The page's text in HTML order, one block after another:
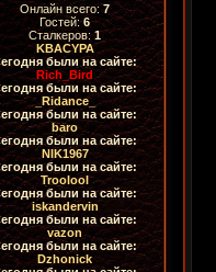
Онлайн всего:7
Гостей:6
Сталкеров: 1
KBACYPA
были на сайте:
Rich_Bird
были на сайте:
_Ridance_
были на сайте:
baro
были на сайте:
NIK1967
были на сайте:
Troolool
были на сайте:
iskandervin
были на сайте:
vazon
были на сайте:
Dzhonick